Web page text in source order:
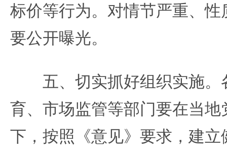
标价等行为。对情节严重、
要公开曝光。
五、切实抓好组织实施。
育、市场监管等部门要在当
下，按照《意见》要求，建